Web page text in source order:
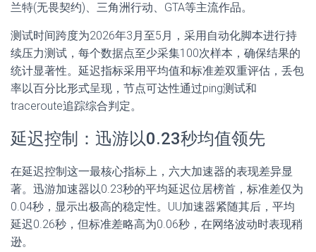
兰特(无畏契约)、三角洲行动、GTA等主流作品。
测试时间跨度为2026年3月至5月，采用自动化脚本进行持
续压力测试，每个数据点至少采集100次样本，确保结果的
统计显著性。延迟指标采用平均值和标准差双重评估，丢包
率以百分比形式呈现，节点可达性通过ping测试和
traceroute追踪综合判定。
延迟控制：迅游以0.23秒均值领先
在延迟控制这一最核心指标上，六大加速器的表现差异显
著。迅游加速器以0.23秒的平均延迟位居榜首，标准差仅为
0.04秒，显示出极高的稳定性。UU加速器紧随其后，平均
延迟0.26秒，但标准差略高为0.06秒，在网络波动时表现稍
逊。